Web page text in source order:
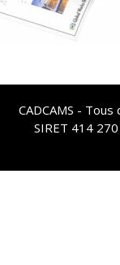
CADCAMS -
SIRET 414